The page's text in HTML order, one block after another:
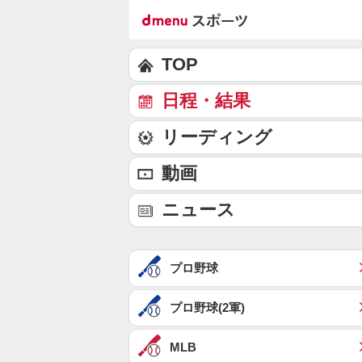
TOP
日程・結果
リーディング
動画
ニュース
プロ野球
プロ野球(2軍)
MLB